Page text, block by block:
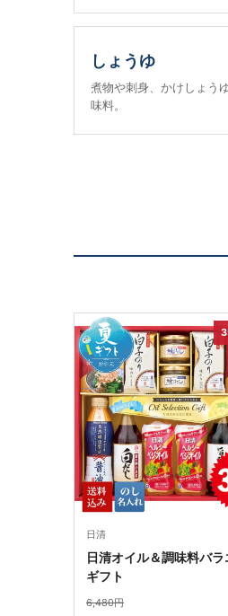
しょうゆ
煮物や刺身、かけしょう
味料。
日清
日清オイル＆調味料バラ
ギフト
6,480円